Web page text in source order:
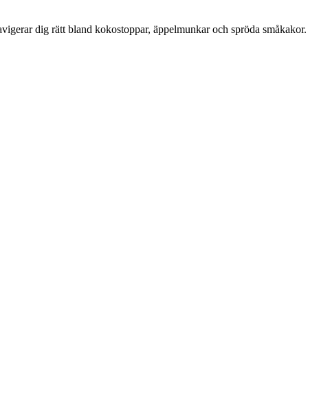
dig rätt bland kokostoppar, äppelmunkar och spröda småkakor.